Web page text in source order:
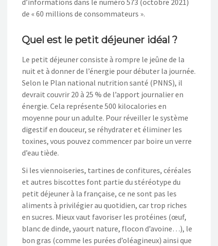
de « 60 millions de consommateurs ».
Quel est le petit déjeuner idéal ?
Le petit déjeuner consiste à rompre le jeûne de la
nuit et à donner de l’énergie pour débuter la journée.
Selon le Plan national nutrition santé (PNNS), il
devrait couvrir 20 à 25 % de l’apport journalier en
énergie. Cela représente 500 kilocalories en
moyenne pour un adulte. Pour réveiller le système
digestif en douceur, se réhydrater et éliminer les
toxines, vous pouvez commencer par boire un verre
d’eau tiède.
Si les viennoiseries, tartines de confitures, céréales
et autres biscottes font partie du stéréotype du
petit déjeuner à la française, ce ne sont pas les
aliments à privilégier au quotidien, car trop riches
en sucres. Mieux vaut favoriser les protéines (œuf,
blanc de dinde, yaourt nature, flocon d’avoine…), le
bon gras (comme les purées d’oléagineux) ainsi que